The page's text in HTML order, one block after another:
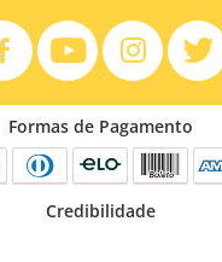
Formas de Pagamento
Credibilidade